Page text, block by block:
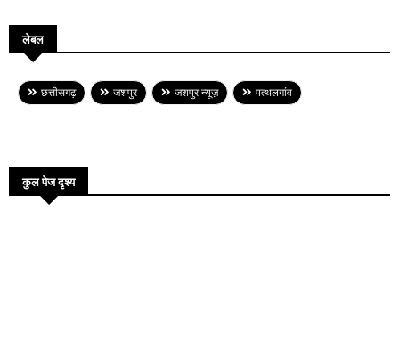
लेबल
छत्तीसगढ़ जशपुर जशपुर न्यूज़ पत्थलगांव
कुल पेज दृश्य